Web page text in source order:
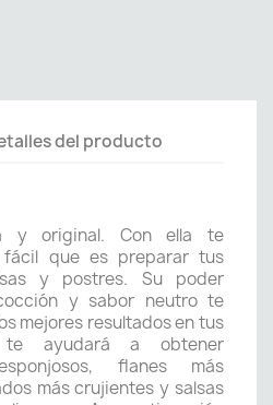
del producto
y original. Con ella te
que es preparar tus
y postres. Su poder
y sabor neutro te
mejores resultados en tus
te ayudará a obtener
flanes más
más crujientes y salsas